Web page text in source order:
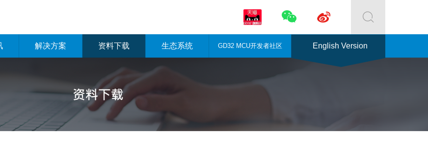

 
解决方案 资料下载 生态系统 GD32 MCU开发者社区 English Version